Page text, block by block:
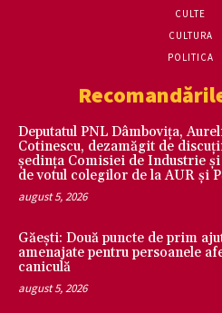
CULTE
CULTURA
POLITICA
Deputatul PNL Dâmbovița,
Cotinescu, dezamăgit de
ședința Comisiei de Industrie
de votul colegilor de la AUR și
august 5, 2026
Găești: Două puncte de prim
amenajate pentru persoanele
caniculă
august 5, 2026